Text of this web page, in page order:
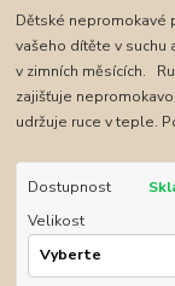
Dětské nepromokavé
vašeho dítěte v suchu
v zimních měsících.
zajišťuje
udržuje ruce v teple.
Dostupnost
Velikost